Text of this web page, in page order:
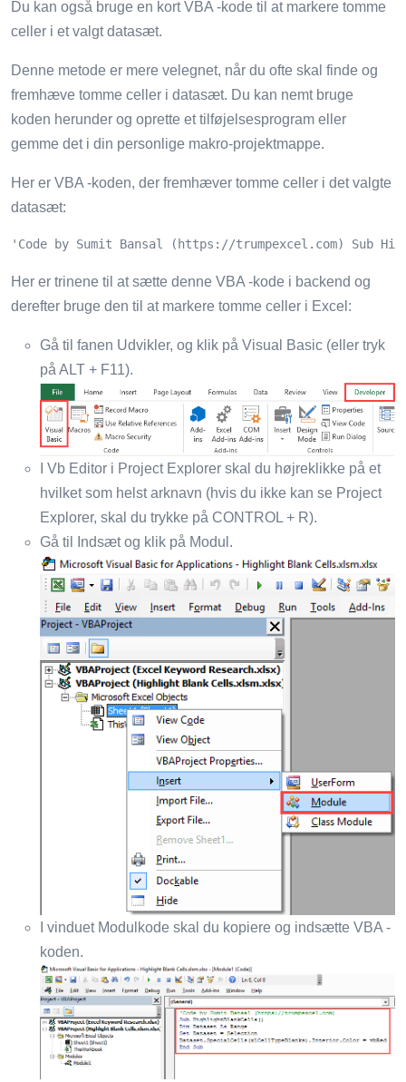
Du kan også bruge en kort VBA -kode til at markere tomme
celler i et valgt datasæt.
Denne metode er mere velegnet, når du ofte skal finde og
fremhæve tomme celler i datasæt. Du kan nemt bruge
koden herunder og oprette et tilføjelsesprogram eller
gemme det i din personlige makro-projektmappe.
Her er VBA -koden, der fremhæver tomme celler i det valgte
datasæt:
'Code by Sumit Bansal (https://trumpexcel.com) Sub
Her er trinene til at sætte denne VBA -kode i backend og
derefter bruge den til at markere tomme celler i Excel:
Gå til fanen Udvikler, og klik på Visual Basic (eller tryk
på ALT + F11).
I Vb Editor i Project Explorer skal du højreklikke på et
hvilket som helst arknavn (hvis du ikke kan se Project
Explorer, skal du trykke på CONTROL + R).
Gå til Indsæt og klik på Modul.
I vinduet Modulkode skal du kopiere og indsætte VBA -
koden.